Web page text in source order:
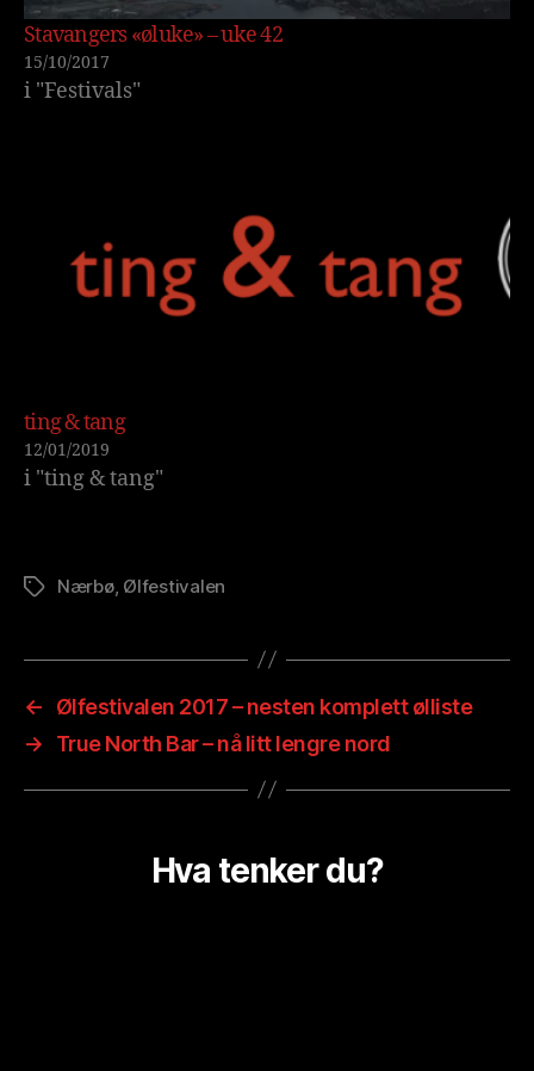
Stavangers «øluke» – uke 42
15/10/2017
i "Festivals"
ting & tang
12/01/2019
i "ting & tang"
Stikkord
Nærbø, Ølfestivalen
←
Ølfestivalen 2017 – nesten komplett ølliste
→
True North Bar – nå litt lengre nord
Hva tenker du?